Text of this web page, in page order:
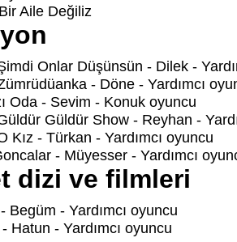
Aile Değiliz
Onlar Düşünsün - Dilek -
- Döne - Yardımcı
Oda - Sevim - Konuk oyuncu
Güldür Show - Reyhan -
Kız - Türkan - Yardımcı oyuncu
- Müyesser - Yardımcı
dizi ve filmleri
Begüm - Yardımcı oyuncu
Hatun - Yardımcı oyuncu